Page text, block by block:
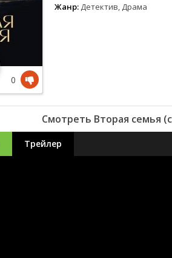
Жанр: Детектив, Драма
0
Смотреть Вторая семья
Трейлер